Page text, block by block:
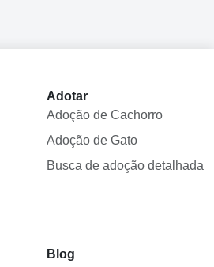
Adotar
Adoção de Cachorro
Adoção de Gato
Busca de adoção detalhada
Blog